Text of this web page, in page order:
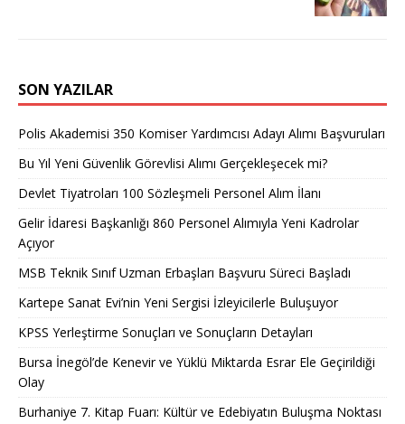
SON YAZILAR
Polis Akademisi 350 Komiser Yardımcısı Adayı Alımı Başvuruları
Bu Yıl Yeni Güvenlik Görevlisi Alımı Gerçekleşecek mi?
Devlet Tiyatroları 100 Sözleşmeli Personel Alım İlanı
Gelir İdaresi Başkanlığı 860 Personel Alımıyla Yeni Kadrolar
Açıyor
MSB Teknik Sınıf Uzman Erbaşları Başvuru Süreci Başladı
Kartepe Sanat Evi’nin Yeni Sergisi İzleyicilerle Buluşuyor
KPSS Yerleştirme Sonuçları ve Sonuçların Detayları
Bursa İnegöl’de Kenevir ve Yüklü Miktarda Esrar Ele Geçirildiği
Olay
Burhaniye 7. Kitap Fuarı: Kültür ve Edebiyatın Buluşma Noktası